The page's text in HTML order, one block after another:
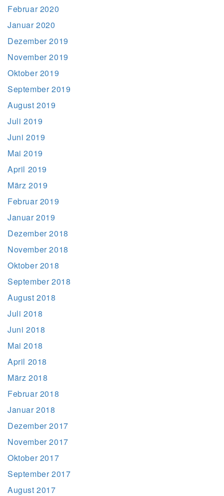
Februar 2020
Januar 2020
Dezember 2019
November 2019
Oktober 2019
September 2019
August 2019
Juli 2019
Juni 2019
Mai 2019
April 2019
März 2019
Februar 2019
Januar 2019
Dezember 2018
November 2018
Oktober 2018
September 2018
August 2018
Juli 2018
Juni 2018
Mai 2018
April 2018
März 2018
Februar 2018
Januar 2018
Dezember 2017
November 2017
Oktober 2017
September 2017
August 2017